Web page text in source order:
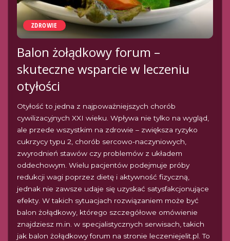
ZDROWIE
Balon żołądkowy forum –
skuteczne wsparcie w leczeniu
otyłości
Otyłość to jedna z najpoważniejszych chorób
cywilizacyjnych XXI wieku. Wpływa nie tylko na wygląd,
ale przede wszystkim na zdrowie – zwiększa ryzyko
cukrzycy typu 2, chorób sercowo-naczyniowych,
zwyrodnień stawów czy problemów z układem
oddechowym. Wielu pacjentów podejmuje próby
redukcji wagi poprzez dietę i aktywność fizyczną,
jednak nie zawsze udaje się uzyskać satysfakcjonujące
efekty. W takich sytuacjach rozwiązaniem może być
balon żołądkowy, którego szczegółowe omówienie
znajdziesz m.in. w specjalistycznych serwisach, takich
jak balon żołądkowy forum na stronie leczeniejelit.pl. To